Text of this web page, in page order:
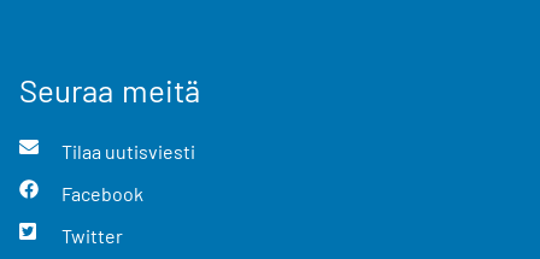
Seuraa meitä
Tilaa uutisviesti
Facebook
Twitter